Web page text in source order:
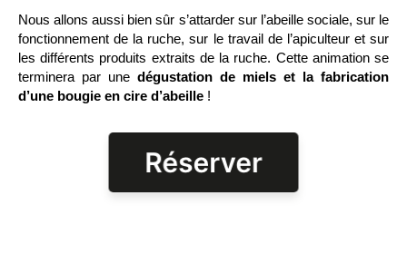
Nous allons aussi bien sûr s’attarder sur l’abeille sociale, sur le
fonctionnement de la ruche, sur le travail de l’apiculteur et sur
les différents produits extraits de la ruche. Cette animation se
terminera par une dégustation de miels et la fabrication
d’une bougie en cire d’abeille !